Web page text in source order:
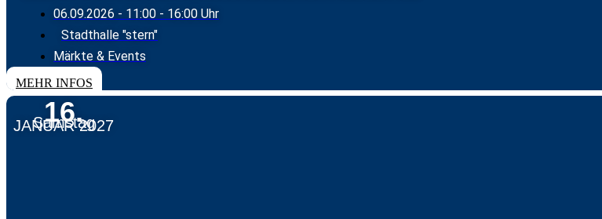
06.09.2026 - 11:00 - 16:00 Uhr
Stadthalle "stern"
Märkte & Events
MEHR INFOS
16.
JANUAR 2027
Samstag